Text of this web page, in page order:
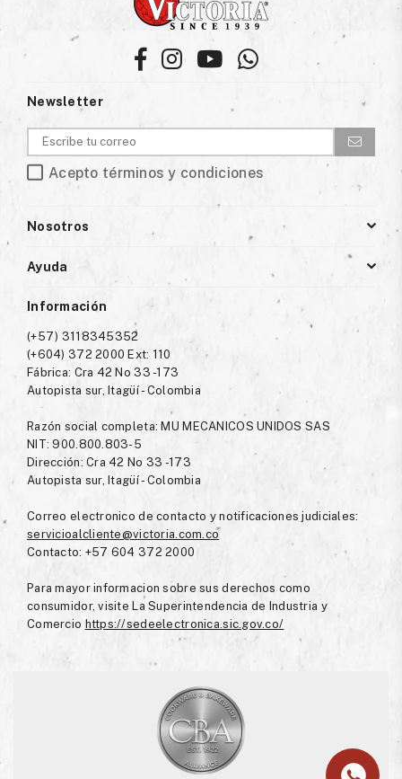
FacebookInstagramYouTubeWhatsapp
Newsletter
Acepto términos y condiciones
Nosotros
Ayuda
Información
(+57) 3118345352
(+604) 372 2000 Ext: 110
Fábrica: Cra 42 No 33 -173
Autopista sur, Itagüí - Colombia
Razón social completa: MU MECANICOS UNIDOS SAS
NIT: 900.800.803-5
Dirección: Cra 42 No 33 -173
Autopista sur, Itagüí - Colombia
Correo electronico de contacto y notificaciones judiciales:
servicioalcliente@victoria.com.co
Contacto: +57 604 372 2000
Para mayor informacion sobre sus derechos como
consumidor, visite La Superintendencia de Industria y
Comercio https://sedeelectronica.sic.gov.co/